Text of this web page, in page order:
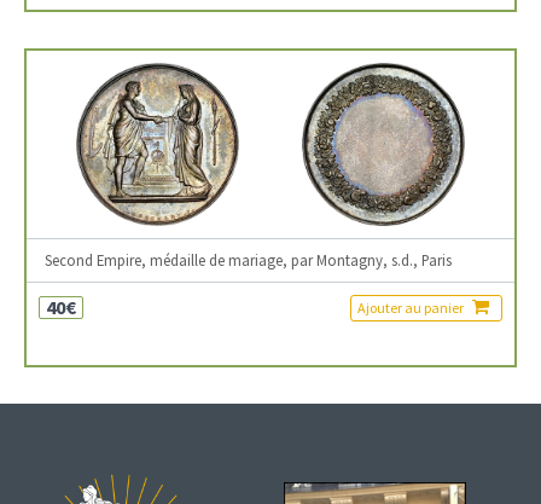
Second Empire, médaille de mariage, par Montagny, s.d., Paris
40€ Ajouter au panier